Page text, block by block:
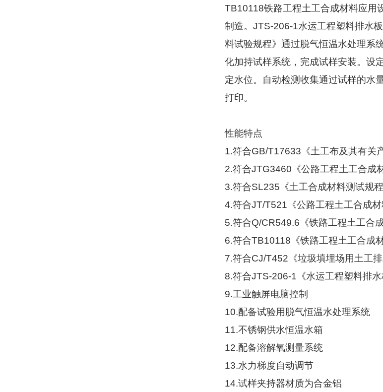
TB10118铁路工程土工合成材料应用
制造。 JTS-206-1水运工程塑料排水
料试验规程》通过脱气恒温水处理系
化加持试样系统，完成试样安装。设
定水位。自动检测收集通过试样的水
打印。
性能特点
1.符合GB/T17633 《土工布及其有关
2.符合JTG3460 《公路工程土工合成
3.符合SL235 《土工合成材料测试规程
4.符合JT/T521 《公路工程土工合成
5.符合Q/CR549.6 《铁路工程土工合
6.符合TB10118 《铁路工程土工合成
7.符合CJ/T452 《垃圾填埋场用土工排
8.符合JTS-206-1 《水运工程塑料排
9.工业触屏电脑控制
10.配备试验用脱气恒温水处理系统
11.不锈钢供水恒温水箱
12.配备溶解氧测量系统
13.水力梯度自动调节
14.试样夹持器材质为合金铝